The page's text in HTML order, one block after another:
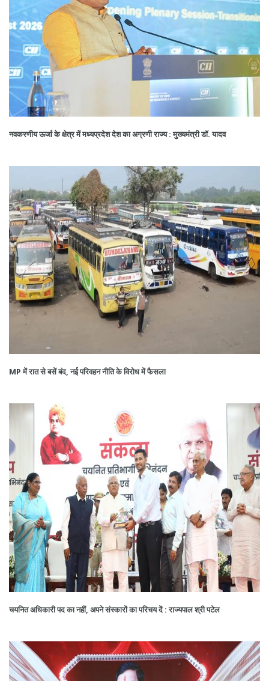
नवकरणीय ऊर्जा के क्षेत्र में मध्यप्रदेश देश का अग्रणी राज्य : मुख्यमंत्री डॉ. यादव
MP में रात से बसें बंद, नई परिवहन नीति के विरोध में फैसला
चयनित अधिकारी पद का नहीं, अपने संस्कारों का परिचय दें : राज्यपाल श्री पटेल